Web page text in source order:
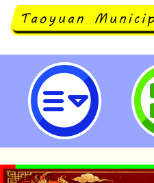
臺北醫學大學【
動-桃園市立瑞坪